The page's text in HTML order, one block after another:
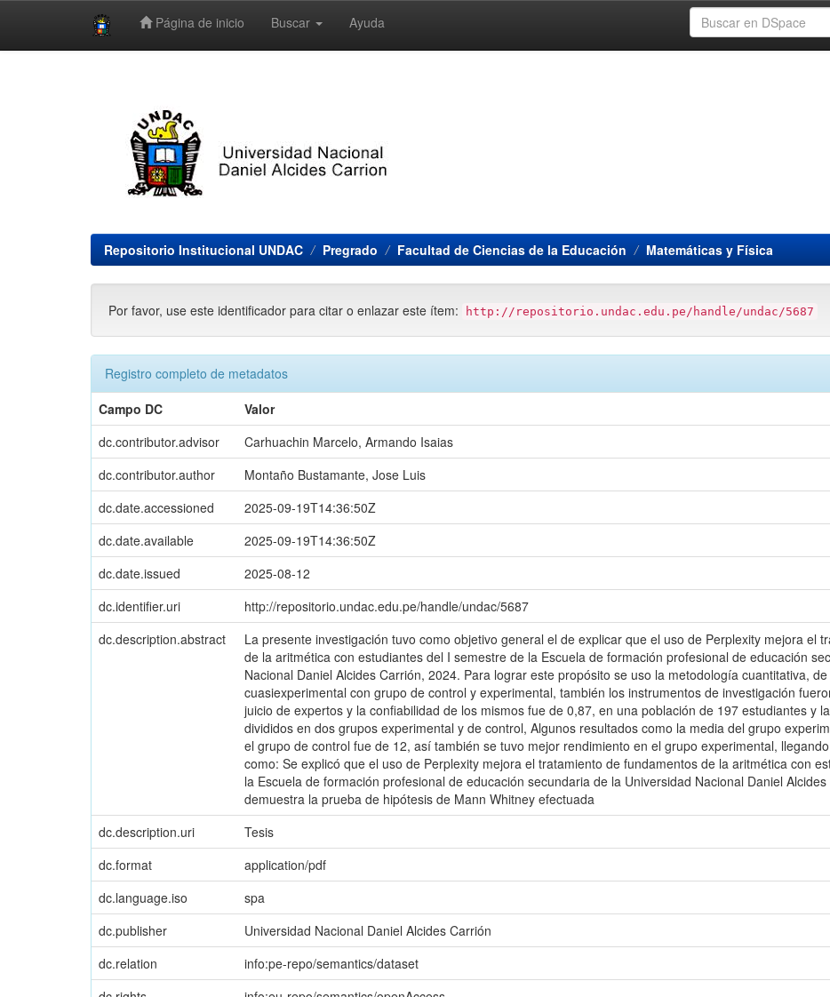
Página de inicio Buscar Ayuda
Repositorio Institucional UNDAC Pregrado Facultad de Ciencias de la Educación Matemáticas y Física
Por favor, use este identificador para citar o enlazar este ítem: http://repositorio.undac.edu.pe/handle/undac/5687
Registro completo de metadatos
Campo DC
Valor
dc.contributor.advisor
Carhuachin Marcelo, Armando Isaias
dc.contributor.author
Montaño Bustamante, Jose Luis
dc.date.accessioned
2025-09-19T14:36:50Z
dc.date.available
2025-09-19T14:36:50Z
dc.date.issued
2025-08-12
dc.identifier.uri
http://repositorio.undac.edu.pe/handle/undac/5687
dc.description.abstract
La presente investigación tuvo como objetivo general el de explicar que el uso de Perplexity mejora el
de la aritmética con estudiantes del I semestre de la Escuela de formación profesional de educación
Nacional Daniel Alcides Carrión, 2024. Para lograr este propósito se uso la metodología cuantitativa,
cuasiexperimental con grupo de control y experimental, también los instrumentos de investigación
juicio de expertos y la confiabilidad de los mismos fue de 0,87, en una población de 197 estudiantes y
divididos en dos grupos experimental y de control, Algunos resultados como la media del grupo
el grupo de control fue de 12, así también se tuvo mejor rendimiento en el grupo experimental,
como: Se explicó que el uso de Perplexity mejora el tratamiento de fundamentos de la aritmética con
la Escuela de formación profesional de educación secundaria de la Universidad Nacional Daniel
demuestra la prueba de hipótesis de Mann Whitney efectuada
dc.description.uri Tesis
dc.format
application/pdf
dc.language.iso
spa
dc.publisher
Universidad Nacional Daniel Alcides Carrión
dc.relation
info:pe-repo/semantics/dataset